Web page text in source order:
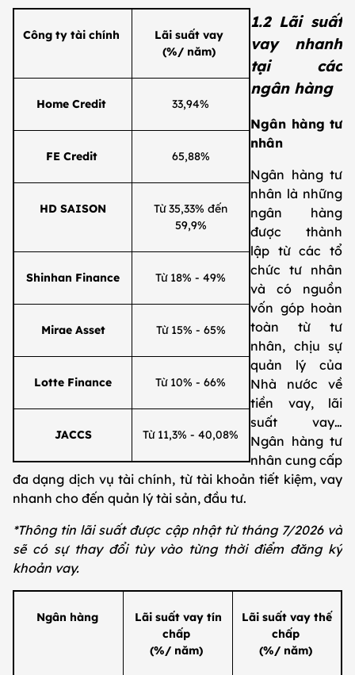
Công ty tài chính
Lãi suất vay
(%/ năm)
Home Credit 33,94%
FE Credit 65,88%
HD SAISON
Từ 35,33% đến
59,9%
Shinhan Finance Từ 18% - 49%
Mirae Asset Từ 15% - 65%
Lotte Finance Từ 10% - 66%
JACCS Từ 11,3% - 40,08%
1.2 Lãi suất
vay nhanh
tại các
ngân hàng
Ngân hàng tư
nhân
Ngân hàng tư
nhân là những
ngân hàng
được thành
lập từ các tổ
chức tư nhân
và có nguồn
vốn góp hoàn
toàn từ tư
nhân, chịu sự
quản lý của
Nhà nước về
tiền vay, lãi
suất vay…
Ngân hàng tư
nhân cung cấp
đa dạng dịch vụ tài chính, từ tài khoản tiết kiệm, vay
nhanh cho đến quản lý tài sản, đầu tư.
*Thông tin lãi suất được cập nhật từ tháng 7/2026 và
sẽ có sự thay đổi tùy vào từng thời điểm đăng ký
khoản vay.
Ngân hàng
Lãi suất vay tín
chấp
(%/ năm)
Lãi suất vay thế
chấp
(%/ năm)